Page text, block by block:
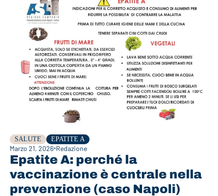
SALUTE EPATITE A
Marzo 21, 2026 Redazione
Epatite A: perché la
vaccinazione è centrale nella
prevenzione (caso Napoli)